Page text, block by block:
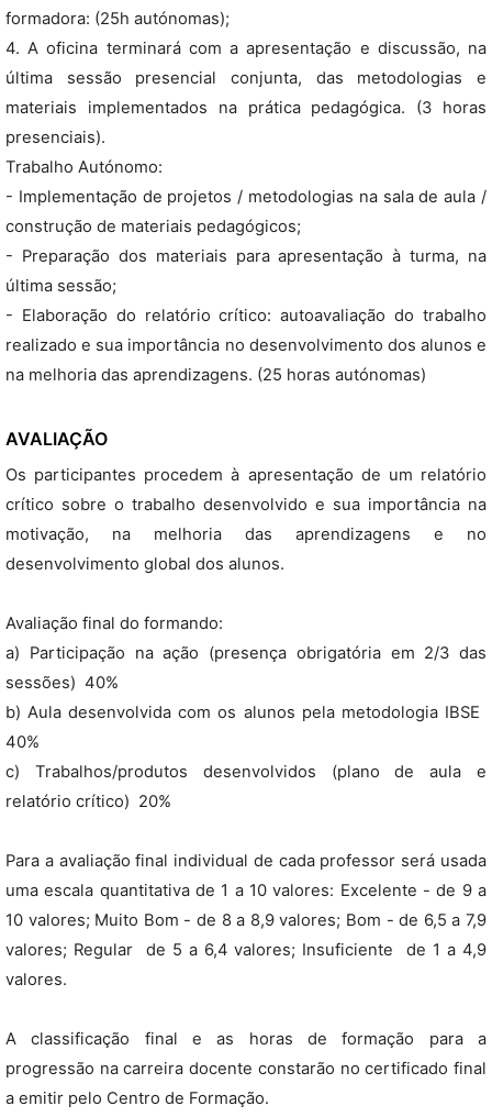
formadora: (25h autónomas);
4. A oficina terminará com a apresentação e discussão, na
última sessão presencial conjunta, das metodologias e
materiais implementados na prática pedagógica. (3 horas
presenciais).
Trabalho Autónomo:
- Implementação de projetos / metodologias na sala de aula /
construção de materiais pedagógicos;
- Preparação dos materiais para apresentação à turma, na
última sessão;
- Elaboração do relatório crítico: autoavaliação do trabalho
realizado e sua importância no desenvolvimento dos alunos e
na melhoria das aprendizagens. (25 horas autónomas)
AVALIAÇÃO
Os participantes procedem à apresentação de um relatório
crítico sobre o trabalho desenvolvido e sua importância na
motivação, na melhoria das aprendizagens e no
desenvolvimento global dos alunos.
Avaliação final do formando:
a) Participação na ação (presença obrigatória em 2/3 das
sessões)  40%
b) Aula desenvolvida com os alunos pela metodologia IBSE 
40%
c) Trabalhos/produtos desenvolvidos (plano de aula e
relatório crítico)  20%
Para a avaliação final individual de cada professor será usada
uma escala quantitativa de 1 a 10 valores: Excelente - de 9 a
10 valores; Muito Bom - de 8 a 8,9 valores; Bom - de 6,5 a 7,9
valores; Regular  de 5 a 6,4 valores; Insuficiente  de 1 a 4,9
valores.
A classificação final e as horas de formação para a
progressão na carreira docente constarão no certificado final
a emitir pelo Centro de Formação.